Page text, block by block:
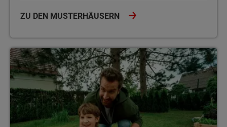
ZU DEN MUSTERHÄUSERN
Alles aus einer Hand